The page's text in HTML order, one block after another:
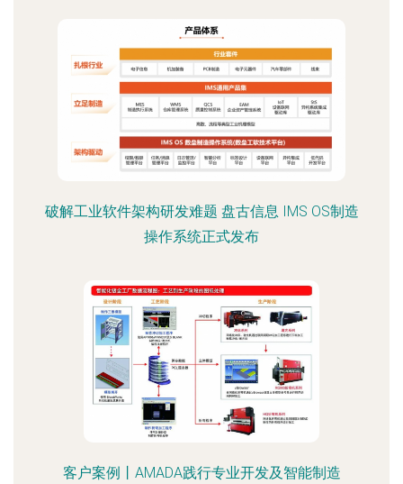
破解工业软件架构研发难题 盘古信息 IMS OS制造
操作系统正式发布
客户案例丨AMADA践行专业开发及智能制造